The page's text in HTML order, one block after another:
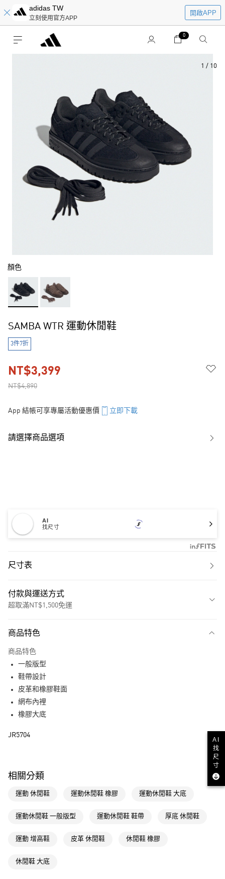
adidas TW
立刻使用官方APP
開啟APP
0
1 / 10
顏色
SAMBA WTR 運動休閒鞋
3件7折
NT$4,890
NT$3,399
App 結帳可享專屬活動優惠價 立即下載
請選擇商品選項
AI
找尺寸
尺寸表
付款與運送方式
超取滿NT$1,500免運
LINE Pay
全家取貨付款
付款後全家取貨
每筆NT$80，滿NT$1,500(含以上)免運費
付款後萊爾富取貨
7-11取貨付款
商品特色
商品特色
一般版型
鞋帶設計
皮革和橡膠鞋面
網布內裡
橡膠大底
JR5704
相關分類
運動 休閒鞋 運動休閒鞋 橡膠 運動休閒鞋 大底
運動休閒鞋 一般版型 運動休閒鞋 鞋帶 厚底 休閒鞋
運動 增高鞋 皮革 休閒鞋 休閒鞋 橡膠
休閒鞋 大底
AI
找
尺
寸